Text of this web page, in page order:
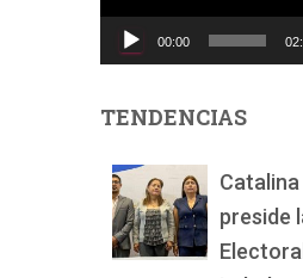
t
00:00
TENDENCIAS
preside